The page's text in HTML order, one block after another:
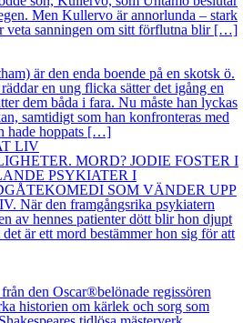
Men Kullervo är annorlunda – stark
veta sanningen om sitt förflutna blir […]
är den enda boende på en skotsk ö.
en ung flicka sätter det igång en
dem båda i fara. Nu måste han lyckas
samtidigt som han konfronteras med
hade hoppats […]
LIV
MORD? JODIE FOSTER I
PSYKIATER I
SOM VÄNDER UPP
När den framgångsrika psykiatern
av hennes patienter dött blir hon djupt
är ett mord bestämmer hon sig för att
den Oscar®belönade regissören
historien om kärlek och sorg som